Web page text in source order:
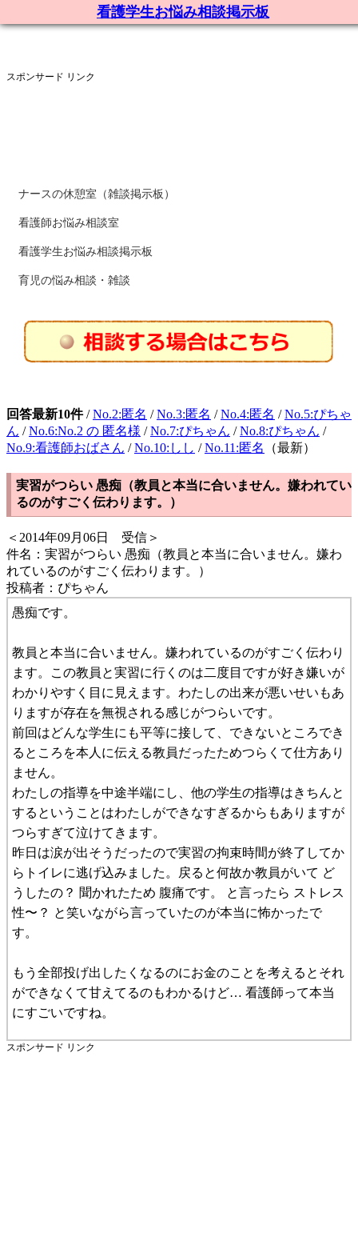
看護学生お悩み相談掲示板
スポンサード リンク
ナースの休憩室（雑談掲示板）
看護師お悩み相談室
看護学生お悩み相談掲示板
育児の悩み相談・雑談
回答最新10件/No.2:匿名 /No.3:匿名 /No.4:匿名 /No.5:ぴちゃ
ん /No.6:No.2 の 匿名様 /No.7:ぴちゃん /No.8:ぴちゃん /
No.9:看護師おばさん /No.10:しし /No.11:匿名 （最新）
実習がつらい 愚痴（教員と本当に合いません。嫌われてい
るのがすごく伝わります。）
＜2014年09月06日 受信＞
件名：実習がつらい 愚痴（教員と本当に合いません。嫌わ
れているのがすごく伝わります。）
投稿者：ぴちゃん
愚痴です。
教員と本当に合いません。嫌われているのがすごく伝わり
ます。この教員と実習に行くのは二度目ですが好き嫌いが
わかりやすく目に見えます。わたしの出来が悪いせいもあ
りますが存在を無視される感じがつらいです。
前回はどんな学生にも平等に接して、できないところでき
るところを本人に伝える教員だったためつらくて仕方あり
ません。
わたしの指導を中途半端にし、他の学生の指導はきちんと
するということはわたしができなすぎるからもありますが
つらすぎて泣けてきます。
昨日は涙が出そうだったので実習の拘束時間が終了してか
らトイレに逃げ込みました。戻ると何故か教員がいて ど
うしたの？ 聞かれたため 腹痛です。 と言ったら ストレス
性〜？ と笑いながら言っていたのが本当に怖かったで
す。
もう全部投げ出したくなるのにお金のことを考えるとそれ
ができなくて甘えてるのもわかるけど… 看護師って本当
にすごいですね。
スポンサード リンク